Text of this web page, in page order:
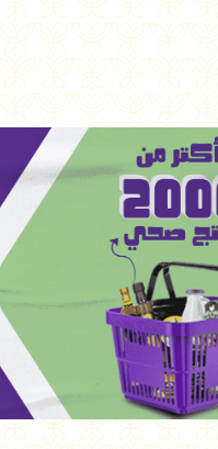
النباتين
النظام النباتي